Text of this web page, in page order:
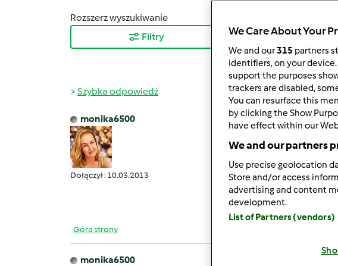
Rozszerz wyszukiwanie
Filtry
Najnowsze wyniki
Szybka odpowiedź
monika6500
Dołączył : 10.03.2013
czw., 10/24/2013 - 16:55
Vol.78
Nóż do krojenia
Góra strony
monika6500
We Care About Your
We and our315 partners
identifiers, on your
support the purposes
trackers are disabled,
You can resurface this
by clicking the Show
have effect within our
We and our partners
Use precise geolocation
Store and/or access
advertising and content
development.
List of Partners (vendors)